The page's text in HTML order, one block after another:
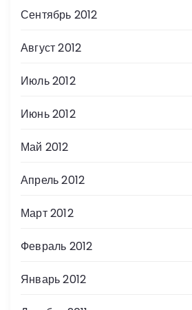
Сентябрь 2012
Август 2012
Июль 2012
Июнь 2012
Май 2012
Апрель 2012
Март 2012
Февраль 2012
Январь 2012